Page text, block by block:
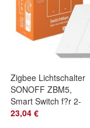
Zigbee Lichtschalter
SONOFF ZBM5,
Smart Switch f?r 2-
Wege-Schaltung
23,04 €